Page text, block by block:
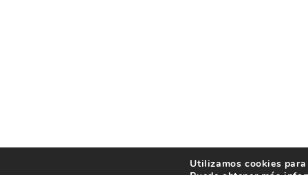
Utilizamos cookies